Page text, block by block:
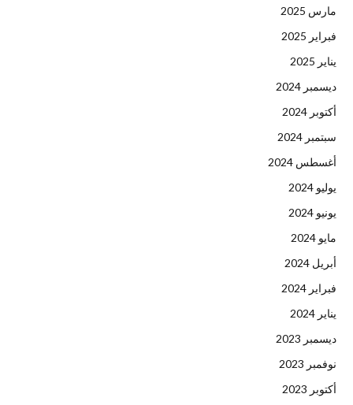
مارس 2025
فبراير 2025
يناير 2025
ديسمبر 2024
أكتوبر 2024
سبتمبر 2024
أغسطس 2024
يوليو 2024
يونيو 2024
مايو 2024
أبريل 2024
فبراير 2024
يناير 2024
ديسمبر 2023
نوفمبر 2023
أكتوبر 2023